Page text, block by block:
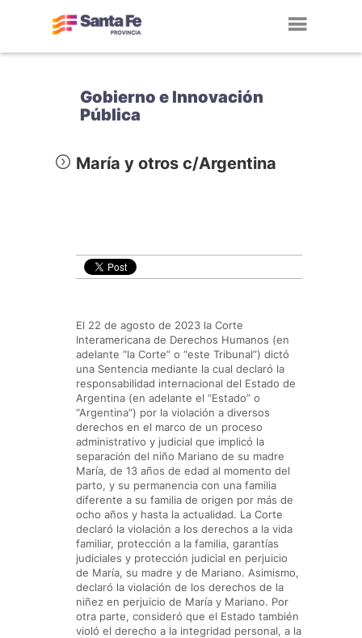
Gobierno e Innovación
Pública
María y otros c/Argentina
El 22 de agosto de 2023 la Corte
Interamericana de Derechos Humanos (en
adelante “la Corte” o “este Tribunal”) dictó
una Sentencia mediante la cual declaró la
responsabilidad internacional del Estado de
Argentina (en adelante el “Estado” o
“Argentina”) por la violación a diversos
derechos en el marco de un proceso
administrativo y judicial que implicó la
separación del niño Mariano de su madre
María, de 13 años de edad al momento del
parto, y su permanencia con una familia
diferente a su familia de origen por más de
ocho años y hasta la actualidad. La Corte
declaró la violación a los derechos a la vida
familiar, protección a la familia, garantías
judiciales y protección judicial en perjuicio
de María, su madre y de Mariano. Asimismo,
declaró la violación de los derechos de la
niñez en perjuicio de María y Mariano. Por
otra parte, consideró que el Estado también
violó el derecho a la integridad personal, a la